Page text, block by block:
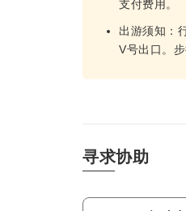
支付费用。
出游须知：
V号出口。
寻求协助